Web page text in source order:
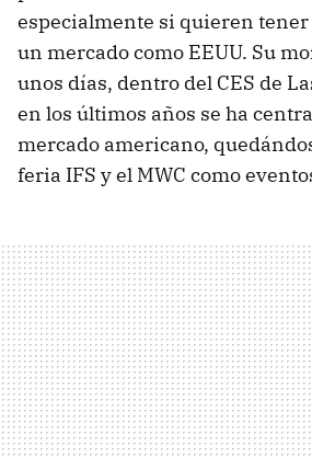
especialmente si quieren
un mercado como EEUU. Su
unos días, dentro del CES de
en los últimos años se ha
mercado americano,
feria IFS y el MWC como